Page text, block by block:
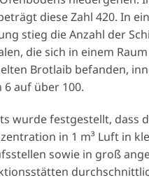
diese Zahl 420. In
stieg die Anzahl der
die sich in einem
Brotlaib befanden,
auf über 100.
wurde festgestellt, dass
in 1 m³ Luft in
sowie in groß